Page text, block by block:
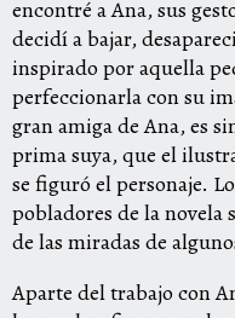
encontré a Ana, sus
decidí a bajar,
inspirado por aquella
perfeccionarla con su
gran amiga de Ana, es
prima suya, que el
se figuró el personaje.
pobladores de la novela
de las miradas de
Aparte del trabajo con